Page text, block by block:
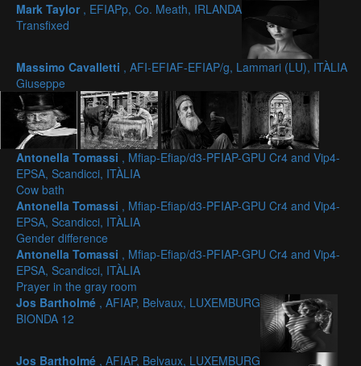
Mark Taylor , EFIAPp, Co. Meath, IRLANDA
Transfixed
Massimo Cavalletti , AFI-EFIAF-EFIAP/g, Lammari (LU), ITÀLIA
Giuseppe
Antonella Tomassi , Mfiap-Efiap/d3-PFIAP-GPU Cr4 and Vip4-
EPSA, Scandicci, ITÀLIA
Cow bath
Antonella Tomassi , Mfiap-Efiap/d3-PFIAP-GPU Cr4 and Vip4-
EPSA, Scandicci, ITÀLIA
Gender difference
Antonella Tomassi , Mfiap-Efiap/d3-PFIAP-GPU Cr4 and Vip4-
EPSA, Scandicci, ITÀLIA
Prayer in the gray room
Jos Bartholmé , AFIAP, Belvaux, LUXEMBURG
BIONDA 12
Jos Bartholmé , AFIAP, Belvaux, LUXEMBURG